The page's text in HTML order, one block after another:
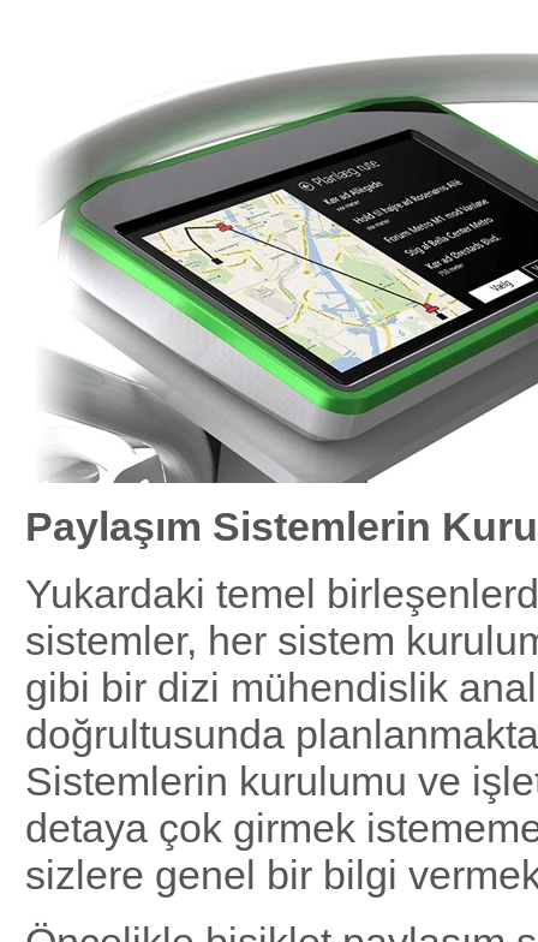
Paylaşım Sistemlerin
Yukardaki temel
sistemler, her sistem
gibi bir dizi mühendislik
doğrultusunda
Sistemlerin kurulumu ve
detaya çok girmek
sizlere genel bir bilgi